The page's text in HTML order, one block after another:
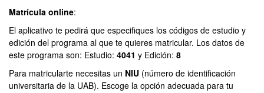
Matrícula online:
El aplicativo te pedirá que especifiques los códigos de estudio y
edición del programa al que te quieres matricular. Los datos de
este programa son: Estudio: 4041 y Edición: 8
Para matricularte necesitas un NIU (número de identificación
universitaria de la UAB). Escoge la opción adecuada para tu